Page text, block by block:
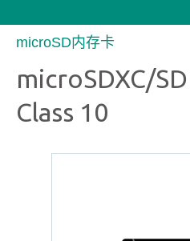
microSD内存卡
microSDXC/
Class 10